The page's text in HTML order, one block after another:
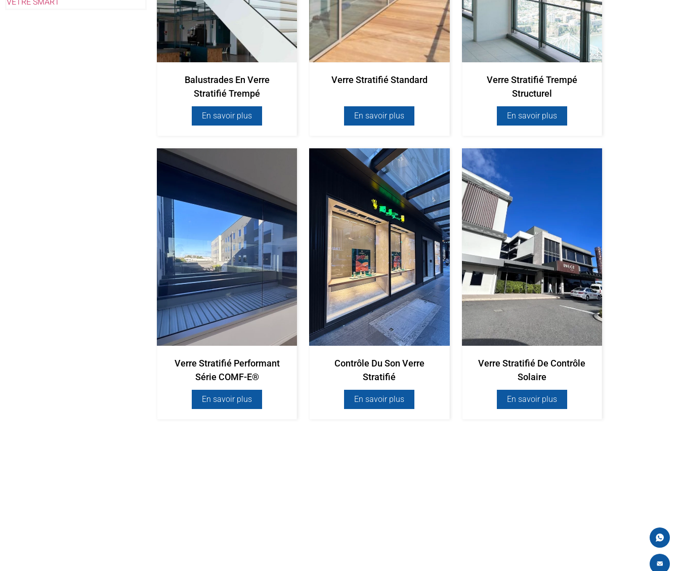
Balustrades En Verre
Stratifié Trempé
En savoir plus
Verre Stratifié Standard
En savoir plus
Verre Stratifié Trempé
Structurel
En savoir plus
Verre Stratifié Performant
Série COMF-E®
En savoir plus
Contrôle Du Son Verre
Stratifié
En savoir plus
Verre Stratifié De Contrôle
Solaire
En savoir plus